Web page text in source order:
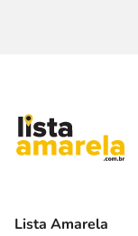
Lista Amarela